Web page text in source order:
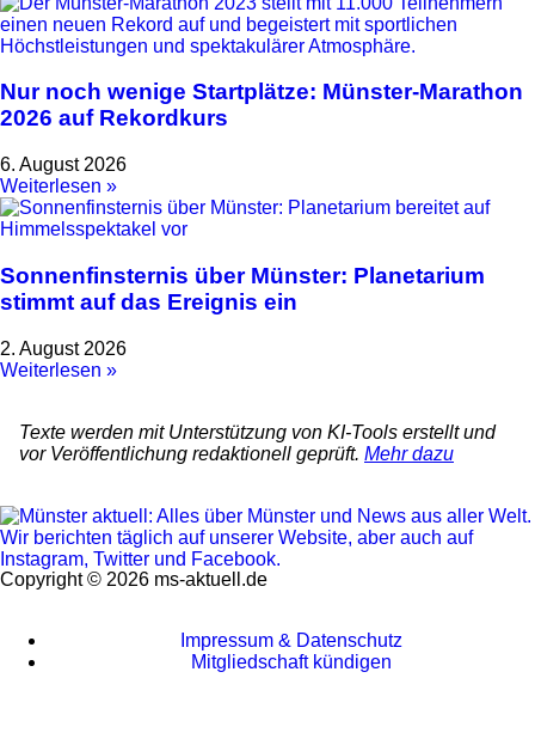
Nur noch wenige Startplätze: Münster-Marathon
2026 auf Rekordkurs
6. August 2026
Weiterlesen »
Sonnenfinsternis über Münster: Planetarium
stimmt auf das Ereignis ein
2. August 2026
Weiterlesen »
Texte werden mit Unterstützung von KI-Tools erstellt und
vor Veröffentlichung redaktionell geprüft. Mehr dazu
Copyright © 2026 ms-aktuell.de
Impressum & Datenschutz
Mitgliedschaft kündigen